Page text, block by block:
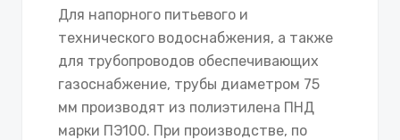
Для напорного питьевого и
технического водоснабжения, а также
для трубопроводов обеспечивающих
газоснабжение, трубы диаметром 75
мм производят из полиэтилена ПНД
марки ПЭ100. При производстве, по